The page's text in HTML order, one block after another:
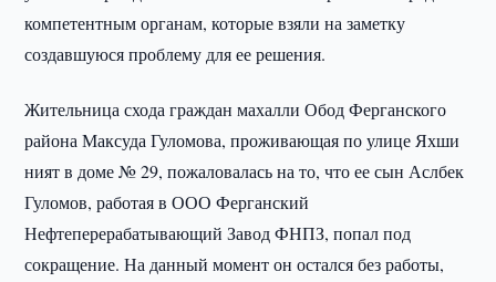
компетентным органам, которые взяли на заметку
создавшуюся проблему для ее решения.
Жительница схода граждан махалли Обод Ферганского
района Максуда Гуломова, проживающая по улице Яхши
ният в доме № 29, пожаловалась на то, что ее сын Аслбек
Гуломов, работая в ООО Ферганский
Нефтеперерабатывающий Завод ФНПЗ, попал под
сокращение. На данный момент он остался без работы,